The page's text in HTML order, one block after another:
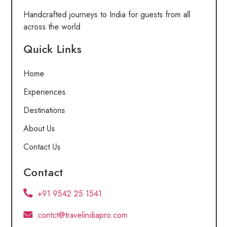
Handcrafted journeys to India for guests from all
across the world
Quick Links
Home
Experiences
Destinations
About Us
Contact Us
Contact
+91 9542 25 1541
contct@travelindiapro.com